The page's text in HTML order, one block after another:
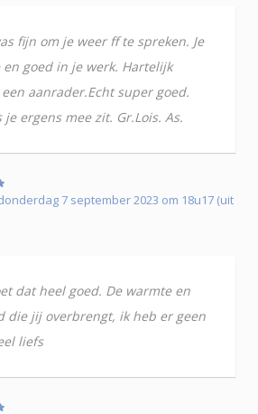
fijn om je weer ff te spreken. Je
goed in je werk. Hartelijk
aanrader.Echt super goed.
ergens mee zit. Gr.Lois. As.
7 september 2023 om 18u17 (uit
dat heel goed. De warmte en
die jij overbrengt, ik heb er geen
liefs